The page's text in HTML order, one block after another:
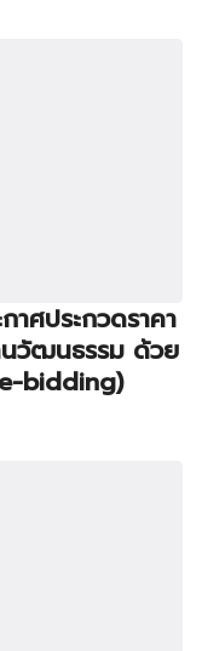
าศประกวดราคา
วัฒนธรรม ด้วย
bidding)